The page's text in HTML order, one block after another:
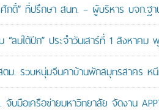
ศักดิ์” ที่ปรึกษา สนท. – ผู้บริหาร บจก.ฐ
“ลมใต้ปีก” ประจำวันเสาร์ที่ 1 สิงหาคม
ม. รวบหนุ่มจีนคาบ้านพักสมุทรสาคร หนี
บมือเครือข่ายมหาวิทยาลัย จัดงาน